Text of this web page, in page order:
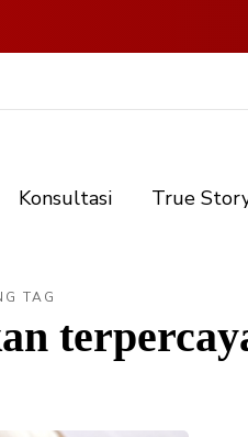
Konsultasi True
TAG